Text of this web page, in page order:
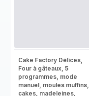
Cake Factory Délices,
Four à gâteaux, 5
programmes, mode
manuel, moules muffins,
cakes, madeleines,